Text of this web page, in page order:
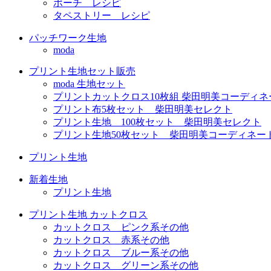
ポーチ レシピ
タペストリー レシピ
パッチワーク生地
moda
プリント生地セット販売
moda 生地セット
プリントカットクロス10枚組 柴田明美コーディネ
プリント布5枚セット 柴田明美セレクト
プリント生地 100枚セット 柴田明美セレクト
プリント生地50枚セット 柴田明美コーディネー
プリント生地
新着生地
プリント生地
プリント生地 カットクロス
カットクロス ピンク系その他
カットクロス 赤系その他
カットクロス ブルー系その他
カットクロス グリーン系その他